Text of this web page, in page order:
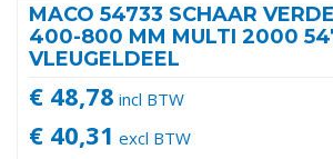
MACO 54733 SCHAAR
400-800 MM MULTI 2000
VLEUGELDEEL
€ 48,78 incl BTW
€ 40,31 excl BTW